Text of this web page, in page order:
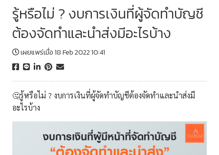
รู้หรือไม่ ? งบการเงินที่ผู้จัดทำบัญชี
ต้องจัดทำและนำส่งมีอะไรบ้าง
เผยแพร่เมื่อ 18 Feb 2022 10:41
🤔รู้หรือไม่ ? งบการเงินที่ผู้จัดทำบัญชีต้องจัดทำและนำส่งมี
อะไรบ้าง